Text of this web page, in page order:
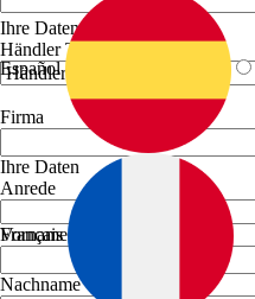
Español
Français
Ihre Daten
Händler Typ
Firma
Ihre Daten
Anrede
Vorname
Nachname